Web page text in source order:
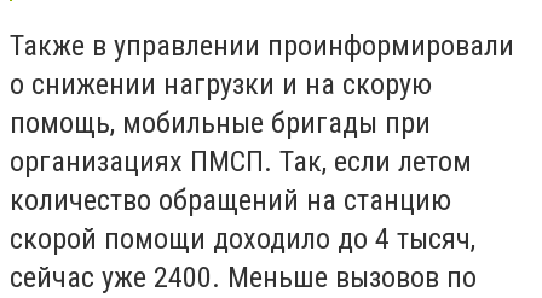
Также в управлении проинформировали
о снижении нагрузки и на скорую
помощь, мобильные бригады при
организациях ПМСП. Так, если летом
количество обращений на станцию
скорой помощи доходило до 4 тысяч,
сейчас уже 2400. Меньше вызовов по